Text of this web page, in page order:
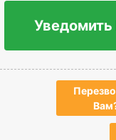
Уведомить